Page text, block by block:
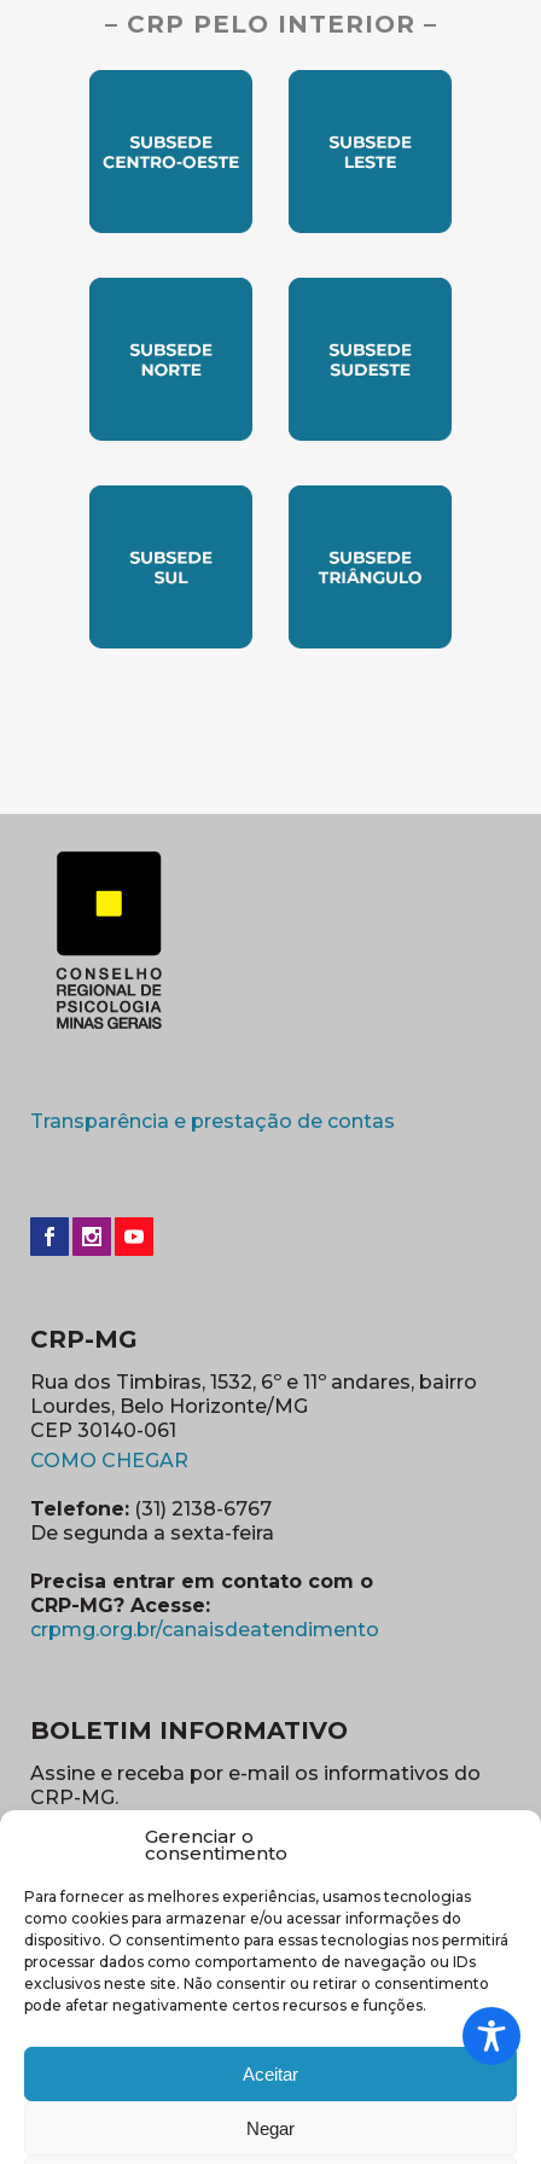
Gerenciar o
consentimento
Para fornecer as melhores experiências, usamos tecnologias
como cookies para armazenar e/ou acessar informações do
dispositivo. O consentimento para essas tecnologias nos permitirá
processar dados como comportamento de navegação ou IDs
exclusivos neste site. Não consentir ou retirar o consentimento
pode afetar negativamente certos recursos e funções.
Aceitar
Negar
– CRP PELO INTERIOR –
Transparência e prestação de contas
CRP-MG
Rua dos Timbiras, 1532, 6º e 11º andares, bairro
Lourdes, Belo Horizonte/MG
CEP 30140-061
COMO CHEGAR
Telefone: (31) 2138-6767
De segunda a sexta-feira
Precisa entrar em contato com o
CRP-MG? Acesse:
crpmg.org.br/canaisdeatendimento
BOLETIM INFORMATIVO
Assine e receba por e-mail os informativos do
CRP-MG.
E-
mail
(obrigatório)
Sub
região